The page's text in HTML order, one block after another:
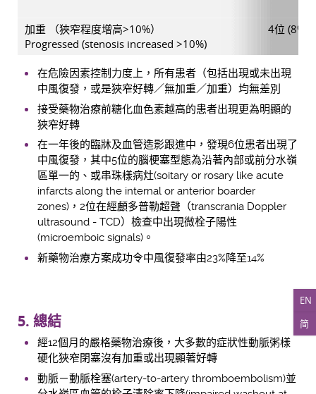
EN
简
加重 （狹窄程度增高>10%）
Progressed (stenosis increased >10%)
4位 (8%)
在危險因素控制力度上，所有患者（包括出現或未出現
中風復發，或是狹窄好轉／無加重／加重）均無差別
接受藥物治療前糖化血色素越高的患者出現更為明顯的
狹窄好轉
在一年後的臨牀及血管造影跟進中，發現6位患者出現了
中風復發，其中5位的腦梗塞型態為沿著內部或前分水嶺
區單一的、或串珠樣病灶(soitary or rosary like acute
infarcts along the internal or anterior boarder
zones)，2位在經顱多普勒超聲（transcrania Doppler
ultrasound - TCD）檢查中出現微栓子陽性
(microemboic signals)。
新藥物治療方案成功令中風復發率由23%降至14%
5. 總結
經12個月的嚴格藥物治療後，大多數的症狀性動脈粥樣
硬化狹窄閉塞沒有加重或出現顯著好轉
動脈－動脈栓塞(artery-to-artery thromboembolism)並